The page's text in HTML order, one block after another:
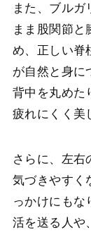
また、ブルガ
まま股関節と
め、正しい脊
が自然と身に
背中を丸めた
疲れにくく美
さらに、左右
気づきやすく
っかけにもな
活を送る人や